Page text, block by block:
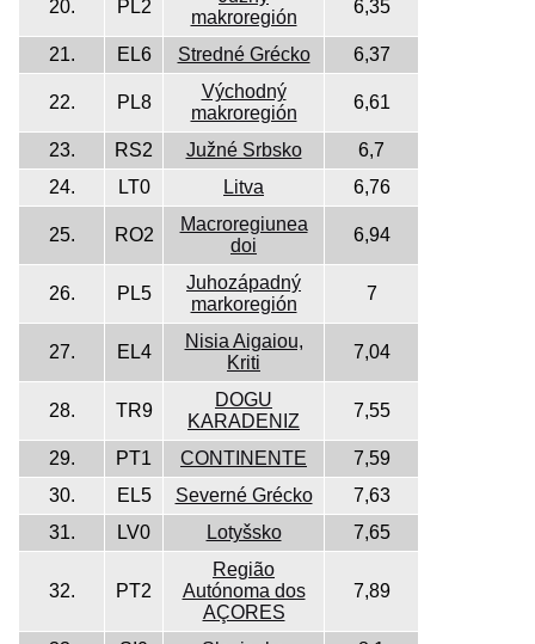
20. PL2
makroregión
6,35
21. EL6 Stredné Grécko 6,37
22. PL8
Východný
makroregión
6,61
23. RS2 Južné Srbsko
6,7
24.
LT0 Litva 6,76
25. RO2
Macroregiunea
doi
6,94
26. PL5
Juhozápadný
markoregión
7
27. EL4
Nisia Aigaiou,
Kriti
7,04
28. TR9
DOGU
KARADENIZ
7,55
29. PT1 CONTINENTE
7,59
30.
EL5 Severné Grécko
7,63
31.
LV0 Lotyšsko 7,65
32. PT2
Região
Autónoma dos
AÇORES
7,89